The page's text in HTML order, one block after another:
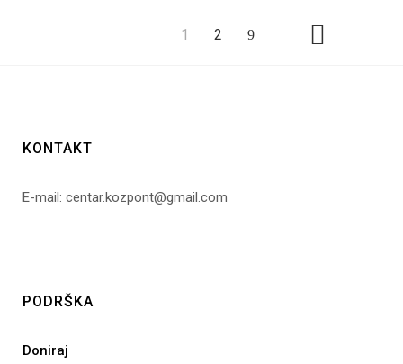
1 2
KONTAKT
E-mail: centar.kozpont@gmail.com
PODRŠKA
Doniraj